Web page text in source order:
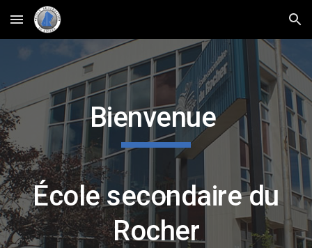
Skip to main content Skip to navigation
Bienvenue
École secondaire du
Rocher